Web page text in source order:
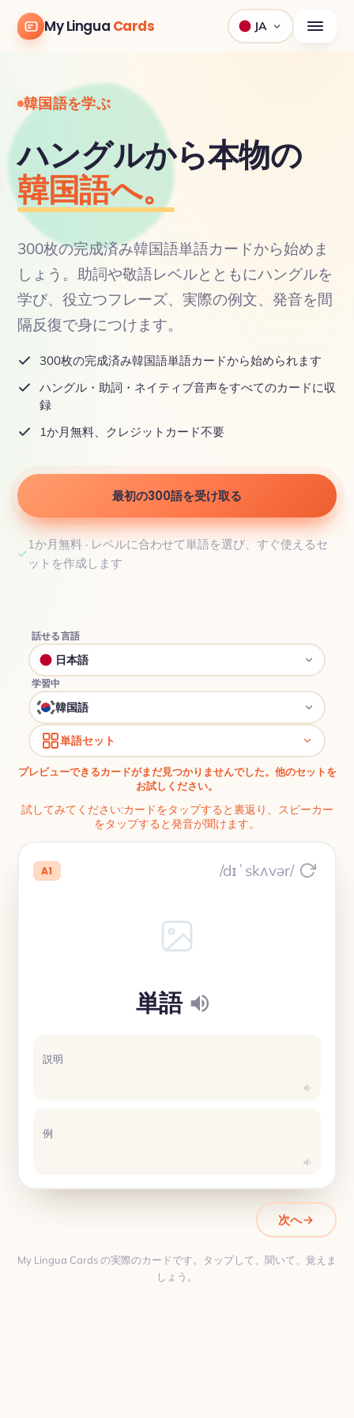
My Lingua Cards JA
韓国語を学ぶ
ハングルから本物の
韓国語へ。
300枚の完成済み韓国語単語カードから始めま
しょう。助詞や敬語レベルとともにハングルを
学び、役立つフレーズ、実際の例文、発音を間
隔反復で身につけます。
300枚の完成済み韓国語単語カードから始められます
ハングル・助詞・ネイティブ音声をすべてのカードに収
録
1か月無料、クレジットカード不要
最初の300語を受け取る
1か月無料 · レベルに合わせて単語を選び、すぐ使えるセ
ットを作成します
話せる言語
日本語
学習中
韓国語
単語セット
プレビューできるカードがまだ見つかりませんでした。他のセットを
お試しください。
試してみてください:カードをタップすると裏返り、スピーカー
をタップすると発音が聞けます。
A1 /dɪˈskʌvər/
単語
説明
例
次へ
My Lingua Cards の実際のカードです。タップして、聞いて、覚えま
しょう。